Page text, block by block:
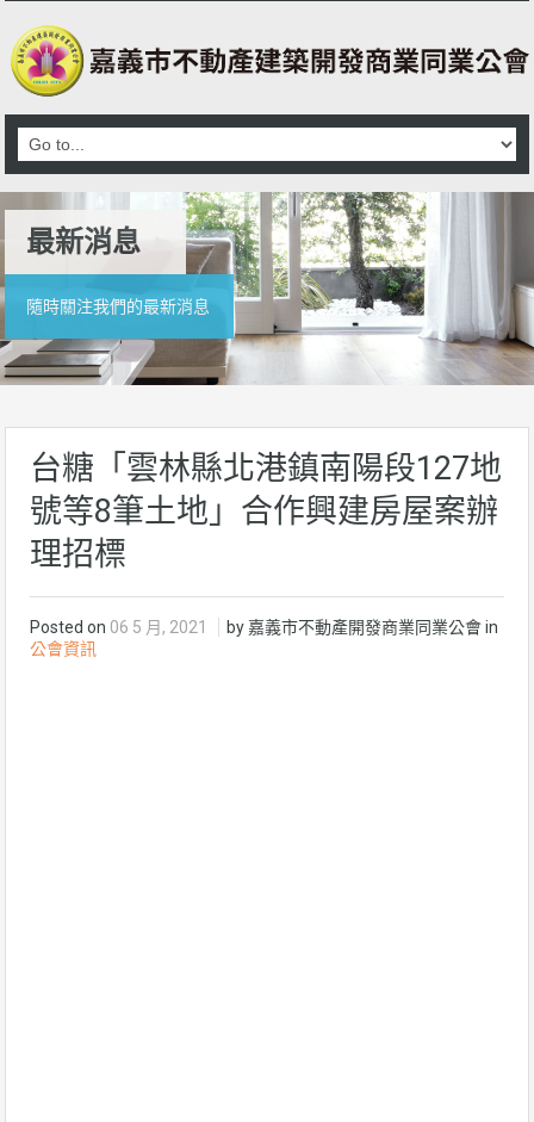
最新消息
隨時關注我們的最新消息
台糖「雲林縣北港鎮南陽段127地
號等8筆土地」合作興建房屋案辦
理招標
Posted on 06 5 月, 2021
by 嘉義市不動產開發商業同業公會 in
公會資訊